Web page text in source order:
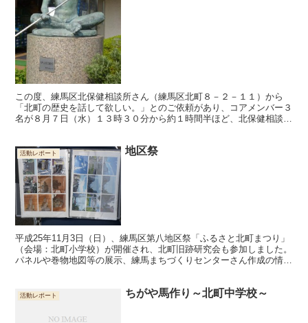
この度、練馬区北保健相談所さん（練馬区北町８－２－１１）から
「北町の歴史を話して欲しい。」とのご依頼があり、コアメンバー３
名が８月７日（水）１３時３０分から約１時間半ほど、北保健相談所
活動レポート 地区祭
平成25年11月3日（日）、練馬区第八地区祭「ふるさと北町まつり」
（会場：北町小学校）が開催され、北町旧跡研究会も参加しました。
パネルや巻物地図等の展示、練馬まちづくりセンターさん作成の情報
活動レポート ちがや馬作り～北町中学校～